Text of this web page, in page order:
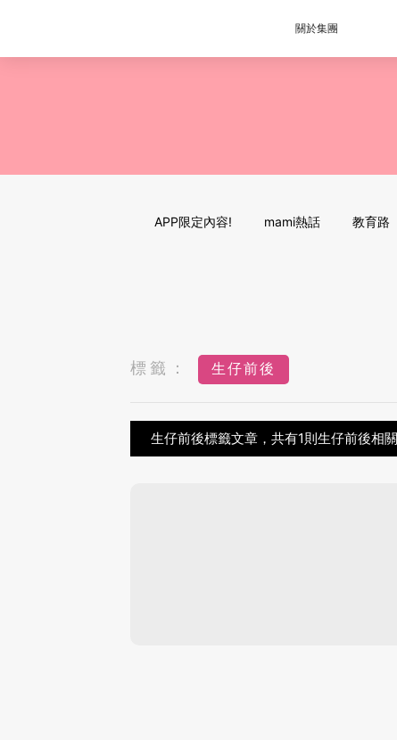
關於集團
APP限定內容! mami熱話 教育路
標籤： 生仔前後
生仔前後標籤文章，共有1則生仔前後相